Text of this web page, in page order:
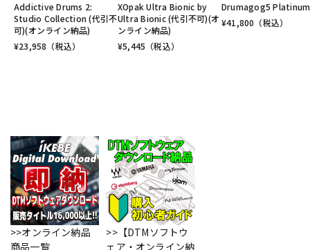
Addictive Drums 2:
Studio Collection (代引不
可)(オンライン納品)
¥23,958 （税込）
XOpak Ultra Bionic by
Ultra Bionic (代引不可)(オ
ンライン納品)
¥5,445 （税込）
Drumagog5 Platinum
¥41,800 （税込）
>>オンライン納品
商品一覧
>>【DTMソフトウ
ェア・オンライン納